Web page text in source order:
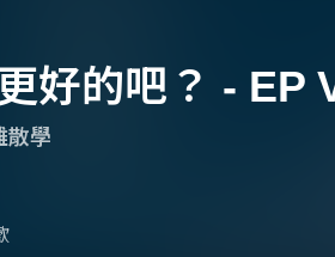
好的吧？ - EP
散學